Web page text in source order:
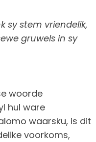
sy stem vriendelik,
gruwels in sy
woorde
hul ware
waarsku, is dit
voorkoms,